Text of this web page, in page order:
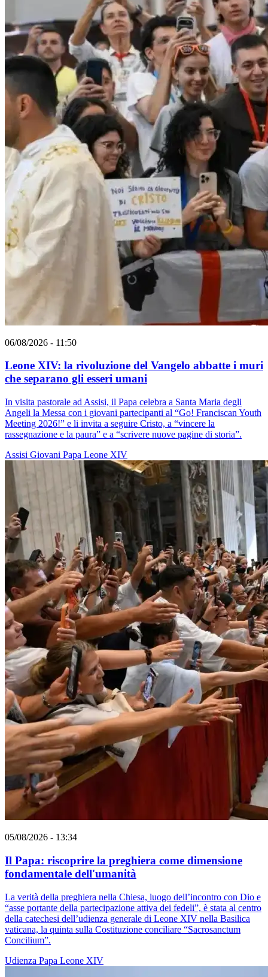
06/08/2026 - 11:50
Leone XIV: la rivoluzione del Vangelo abbatte i muri
che separano gli esseri umani
In visita pastorale ad Assisi, il Papa celebra a Santa Maria degli
Angeli la Messa con i giovani partecipanti al “Go! Franciscan Youth
Meeting 2026!” e li invita a seguire Cristo, a “vincere la
rassegnazione e la paura” e a “scrivere nuove pagine di storia”.
Assisi Giovani Papa Leone XIV
05/08/2026 - 13:34
Il Papa: riscoprire la preghiera come dimensione
fondamentale dell'umanità
La verità della preghiera nella Chiesa, luogo dell’incontro con Dio e
“asse portante della partecipazione attiva dei fedeli”, è stata al centro
della catechesi dell’udienza generale di Leone XIV nella Basilica
vaticana, la quinta sulla Costituzione conciliare “Sacrosanctum
Concilium”.
Udienza Papa Leone XIV